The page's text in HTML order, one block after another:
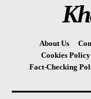
About Us
Cookies Policy
Fact-Checking